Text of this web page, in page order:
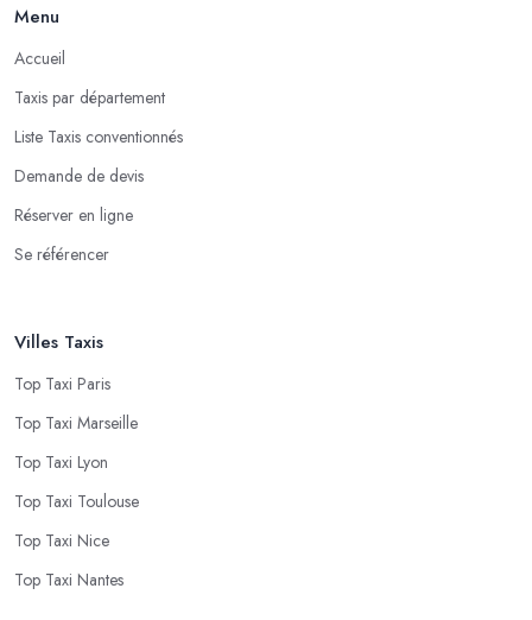
Menu
Accueil
Taxis par département
Liste Taxis conventionnés
Demande de devis
Réserver en ligne
Se référencer
Villes Taxis
Top Taxi Paris
Top Taxi Marseille
Top Taxi Lyon
Top Taxi Toulouse
Top Taxi Nice
Top Taxi Nantes